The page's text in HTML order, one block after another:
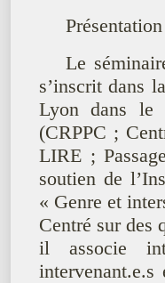
Le
s’inscrit dans
Lyon dans le
(CRPPC ;
LIRE ;
soutien de
« Genre et
Centré sur des
il associe
intervenant.e.s